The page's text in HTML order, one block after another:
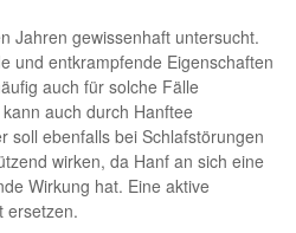
Jahren gewissenhaft untersucht.
und entkrampfende Eigenschaften
auch für solche Fälle
auch durch Hanftee
soll ebenfalls bei Schlafstörungen
wirken, da Hanf an sich eine
Wirkung hat. Eine aktive
ersetzen.